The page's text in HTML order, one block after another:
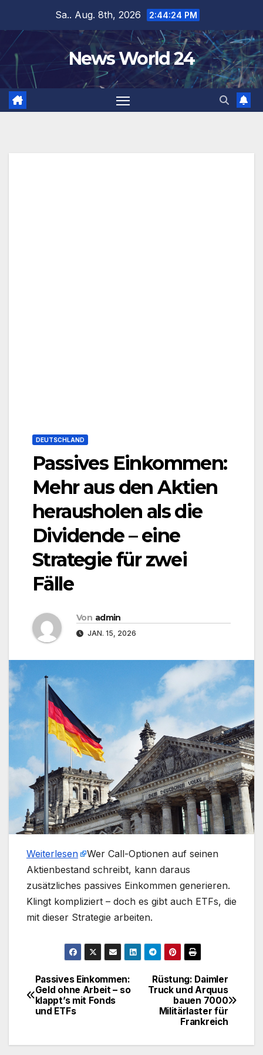
springen
Sa.. Aug. 8th, 2026 2:44:24 PM
News World 24
DEUTSCHLAND
Passives Einkommen:
Mehr aus den Aktien
herausholen als die
Dividende – eine
Strategie für zwei
Fälle
Von admin
JAN. 15, 2026
Weiterlesen
​Wer Call-Optionen auf seinen
Aktienbestand schreibt, kann daraus
zusätzliches passives Einkommen generieren.
Klingt kompliziert – doch es gibt auch ETFs, die
mit dieser Strategie arbeiten.
Beitragsnavigation
Rüstung: Daimler
Truck und Arquus
bauen 7000
Militärlaster für
Frankreich
Passives Einkommen:
Geld ohne Arbeit – so
klappt’s mit Fonds
und ETFs